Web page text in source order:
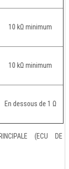
10 kΩ minimum
10 kΩ minimum
En dessous de 1 Ω
(ECU DE